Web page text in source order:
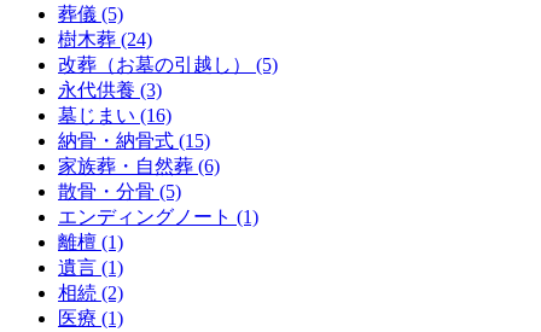
葬儀 (5)
樹木葬 (24)
改葬（お墓の引越し） (5)
永代供養 (3)
墓じまい (16)
納骨・納骨式 (15)
家族葬・自然葬 (6)
散骨・分骨 (5)
エンディングノート (1)
離檀 (1)
遺言 (1)
相続 (2)
医療 (1)